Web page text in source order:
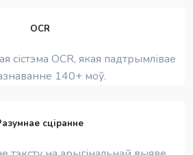
OCR
сістэма OCR, якая падтрымлівае
140+ моў.
сціранне